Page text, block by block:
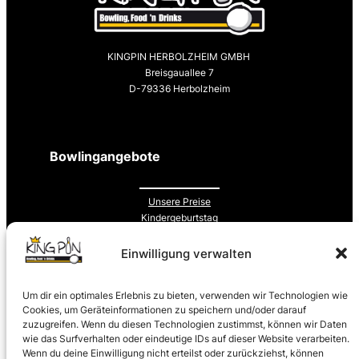
Einwilligung verwalten
Um dir ein optimales Erlebnis zu bieten, verwenden wir Technologien wie
Cookies, um Geräteinformationen zu speichern und/oder darauf
zuzugreifen. Wenn du diesen Technologien zustimmst, können wir Daten
wie das Surfverhalten oder eindeutige IDs auf dieser Website verarbeiten.
Wenn du deine Einwilligung nicht erteilst oder zurückziehst, können
KINGPIN HERBOLZHEIM GMBH
Breisgauallee 7
D-79336 Herbolzheim
Bowlingangebote
Unsere Preise
Kindergeburtstag
Schüler & Schulklassen
Wichtiges vom Center